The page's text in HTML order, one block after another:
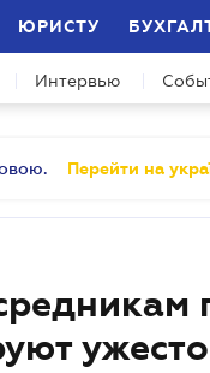
ЮРИСТУ
Интервью
Перейти на